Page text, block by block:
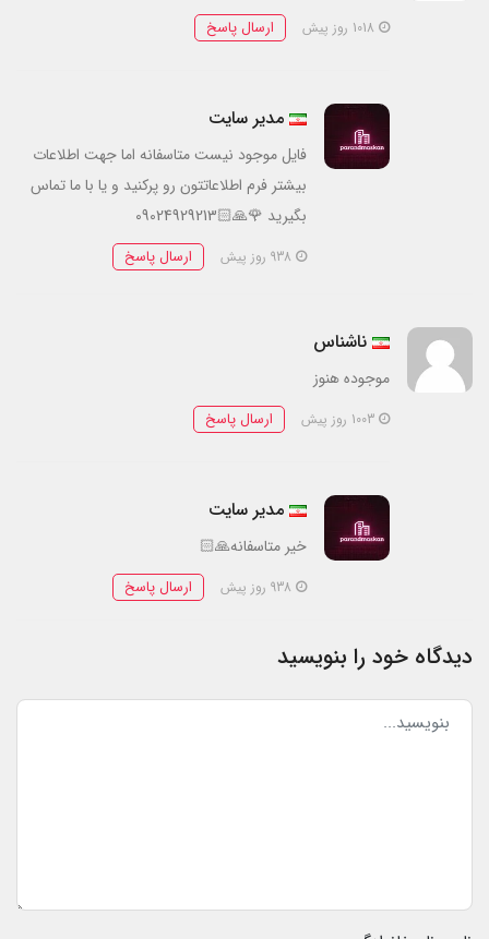
ارسال پاسخ
مدیر سایت
فایل موجود نیست متاسفانه اما جهت اطلاعات
بیشتر فرم اطلاعاتتون رو پرکنید و یا با ما تماس
بگیرید 🌹🙏🏻09024929213
ارسال پاسخ
ناشناس
موجوده هنوز
ارسال پاسخ
مدیر سایت
خیر متاسفانه🙏🏻
ارسال پاسخ
دیدگاه خود را بنویسید